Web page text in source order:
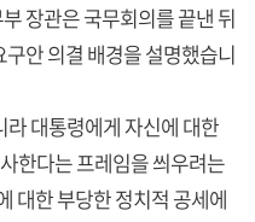
장관은 국무회의를 끝낸 뒤
안 의결 배경을 설명했습니
대통령에게 자신에 대한
한다는 프레임을 씌우려는
대한 부당한 정치적 공세에